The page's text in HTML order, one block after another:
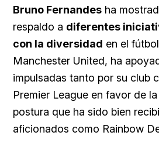
Bruno Fernandes ha
respaldo a diferentes
con la diversidad en el
Manchester United, ha
impulsadas tanto por su club
Premier League en favor de
postura que ha sido bien
aficionados como Rainbow